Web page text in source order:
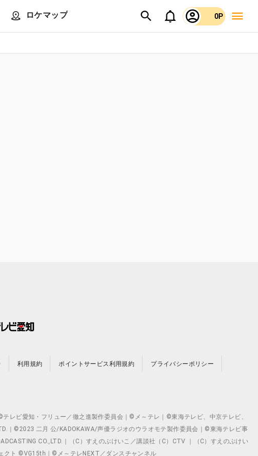
ロケマップ 0P
利用規約 ポイントサービス利用規約 プライバシーポリシー
ビ愛知・フリュー／徹之進製作委員会｜©メ～テレ｜©東海テレビ、中京テレビ、
｜©2023 二月 公/KADOKAWA/声優ラジオのウラオモテ製作委員会｜©東海テレビ事
CO.,LTD.｜（C）すえのぶけいこ／講談社（C）CTV ｜（C）すえのぶけい
クト ©VG15th｜©メ～テレNEXT／ダンスチャンネル